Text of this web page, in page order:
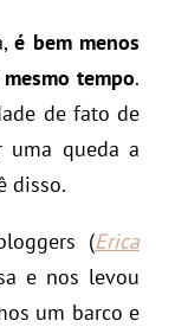
é bem menos
tempo.
de fato de
uma queda a
disso.
(Erica
e nos levou
um barco e